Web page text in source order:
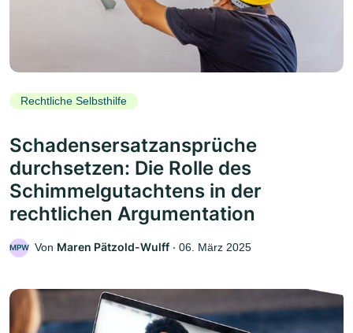
Rechtliche Selbsthilfe
Schadensersatzansprüche
durchsetzen: Die Rolle des
Schimmelgutachtens in der
rechtlichen Argumentation
MPW Von Maren Pätzold-Wulff ‧ 06. März 2025